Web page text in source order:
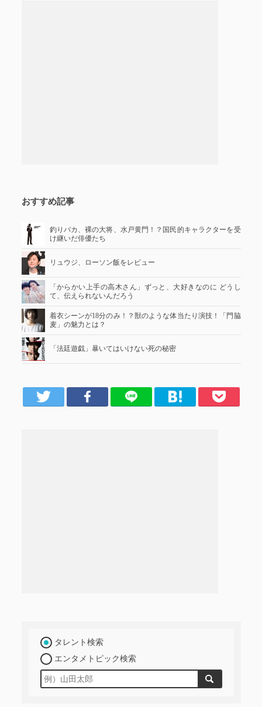
おすすめ記事
釣りバカ、裸の大将、水戸黄門！？国民的キャラクターを受
け継いだ俳優たち
リュウジ、ローソン飯をレビュー
「からかい上手の高木さん」ずっと、大好きなのに どうし
て、伝えられないんだろう
着衣シーンが18分のみ！？獣のような体当たり演技！「門脇
麦」の魅力とは？
「法廷遊戯」暴いてはいけない死の秘密
Facebook LINE はてブ Pocket
タレント検索
エンタメトピック検索